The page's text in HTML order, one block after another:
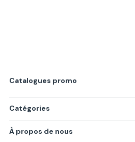
Catalogues promo
Catégories
Produits
À propos de nous